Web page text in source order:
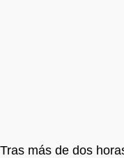
Tras más de dos